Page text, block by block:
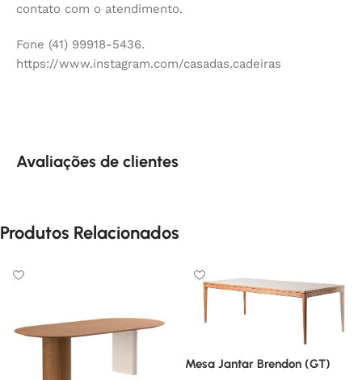
contato com o atendimento.
Fone (41) 99918-5436.
https://www.instagram.com/casadas.cadeiras
Avaliações de clientes
Produtos Relacionados
Mesa Jantar Brendon (GT)